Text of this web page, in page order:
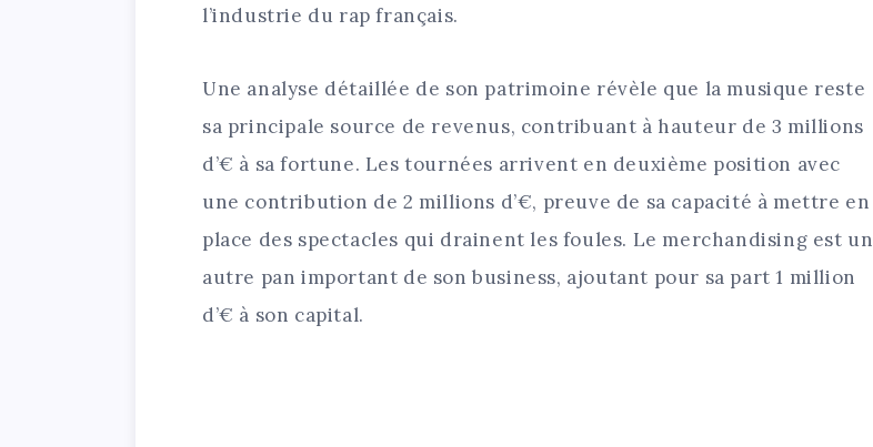
l’industrie du rap français.
Une analyse détaillée de son patrimoine révèle que la musique reste
sa principale source de revenus, contribuant à hauteur de 3 millions
d’€ à sa fortune. Les tournées arrivent en deuxième position avec
une contribution de 2 millions d’€, preuve de sa capacité à mettre en
place des spectacles qui drainent les foules. Le merchandising est un
autre pan important de son business, ajoutant pour sa part 1 million
d’€ à son capital.